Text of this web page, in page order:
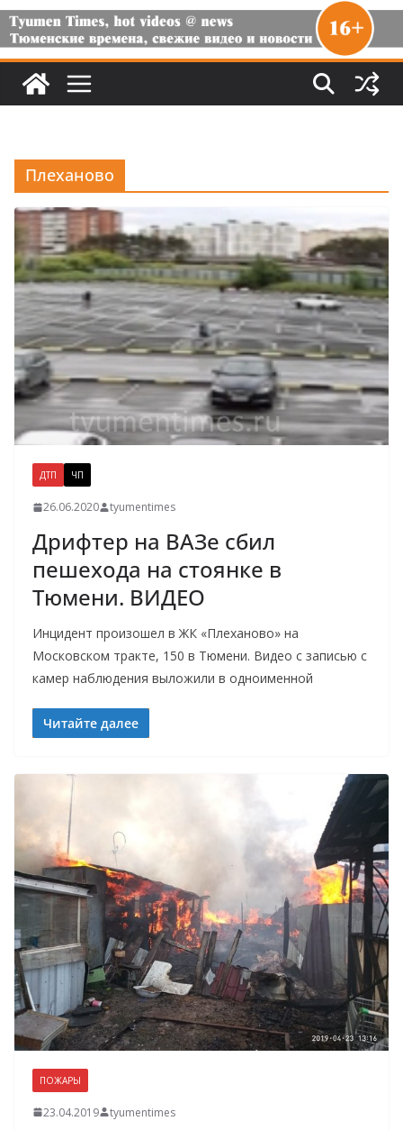
Плеханово
ДТП ЧП
26.06.2020 tyumentimes
Дрифтер на ВАЗе сбил
пешехода на стоянке в
Тюмени. ВИДЕО
Инцидент произошел в ЖК «Плеханово» на
Московском тракте, 150 в Тюмени. Видео с записью с
камер наблюдения выложили в одноименной
Читайте далее
ПОЖАРЫ
23.04.2019 tyumentimes